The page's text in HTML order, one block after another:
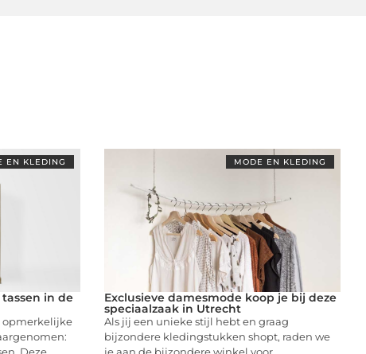
EN KLEDING
in de
opmerkelijke
Deze
MODE EN KLEDING
Exclusieve damesmode koop je bij deze
speciaalzaak in Utrecht
Als jij een unieke stijl hebt en graag
bijzondere kledingstukken shopt, raden we
je aan de bijzondere winkel voor